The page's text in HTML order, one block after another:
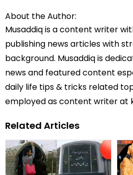
About the Author:
Musaddiq is a content writer
publishing news articles with
background. Musaddiq is
news and featured content
daily life tips & tricks related
employed as content writer at
Related Articles